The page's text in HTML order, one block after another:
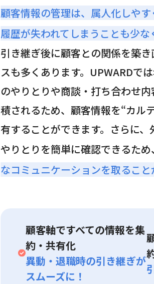
顧客情報の管理は、属人化しや
履歴が失われてしまうことも少
引き継ぎ後に顧客との関係を築
スも多くあります。UPWARDで
のやりとりや商談・打ち合わせ
積されるため、顧客情報を“カル
有することができます。さらに
やりとりを簡単に確認できるた
なコミュニケーションを取るこ
顧客軸ですべての情報を集
約・共有化
異動・退職時の引き継ぎが
スムーズに！